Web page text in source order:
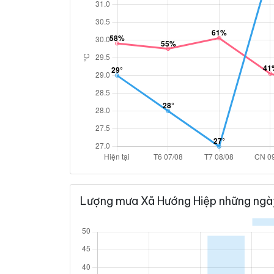
Lượng mưa Xã Hướng Hiệp những